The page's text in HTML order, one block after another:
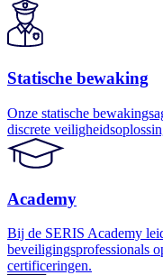
Statische bewaking
Onze statische
discrete
Academy
Bij de SERIS Academy
beveiligingsprofessionals
certificeringen.